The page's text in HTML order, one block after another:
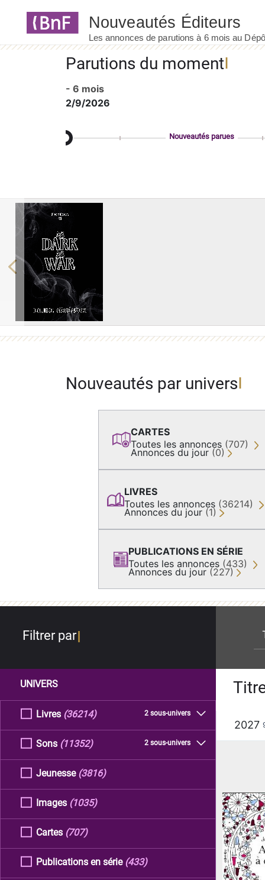
Parutions du moment
- 6 mois
2/9/2026
Nouveautés parues
Previous
Nouveautés par univers
CARTES
Toutes les annonces (707)
Annonces du jour (0)
LIVRES
Toutes les annonces (36214)
Annonces du jour (1)
PUBLICATIONS EN SÉRIE
Toutes les annonces (433)
Annonces du jour (227)
Filtrer par
UNIVERS
Livres 2 sous-univers
(36214)
Sons 2 sous-univers
(11352)
Jeunesse (3816)
Images (1035)
Cartes (707)
Publications en série (433)
2027